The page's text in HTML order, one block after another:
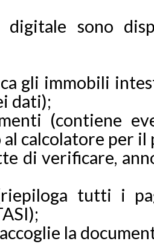
digitale sono
gli immobili
dati);
(contiene
calcolatore per il
di verificare,
tutti i
la